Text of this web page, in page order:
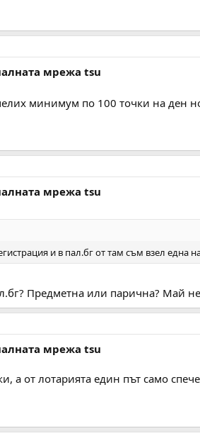
мрежа tsu
минимум по 100 точки на ден
мрежа tsu
и в пал.бг от там съм взел една
Предметна или парична? Май
мрежа tsu
а от лотарията един път само